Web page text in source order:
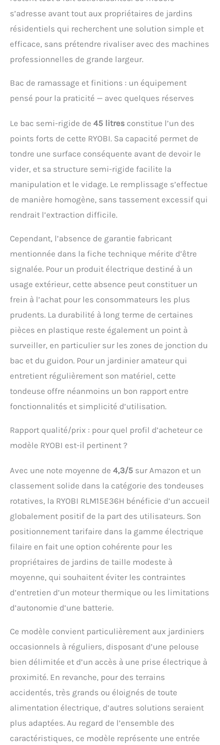
s’adresse avant tout aux propriétaires de jardins
résidentiels qui recherchent une solution simple et
efficace, sans prétendre rivaliser avec des machines
professionnelles de grande largeur.
Bac de ramassage et finitions : un équipement
pensé pour la praticité — avec quelques réserves
Le bac semi-rigide de 45 litres constitue l’un des
points forts de cette RYOBI. Sa capacité permet de
tondre une surface conséquente avant de devoir le
vider, et sa structure semi-rigide facilite la
manipulation et le vidage. Le remplissage s’effectue
de manière homogène, sans tassement excessif qui
rendrait l’extraction difficile.
Cependant, l’absence de garantie fabricant
mentionnée dans la fiche technique mérite d’être
signalée. Pour un produit électrique destiné à un
usage extérieur, cette absence peut constituer un
frein à l’achat pour les consommateurs les plus
prudents. La durabilité à long terme de certaines
pièces en plastique reste également un point à
surveiller, en particulier sur les zones de jonction du
bac et du guidon. Pour un jardinier amateur qui
entretient régulièrement son matériel, cette
tondeuse offre néanmoins un bon rapport entre
fonctionnalités et simplicité d’utilisation.
Rapport qualité/prix : pour quel profil d’acheteur ce
modèle RYOBI est-il pertinent ?
Avec une note moyenne de 4,3/5 sur Amazon et un
classement solide dans la catégorie des tondeuses
rotatives, la RYOBI RLM15E36H bénéficie d’un accueil
globalement positif de la part des utilisateurs. Son
positionnement tarifaire dans la gamme électrique
filaire en fait une option cohérente pour les
propriétaires de jardins de taille modeste à
moyenne, qui souhaitent éviter les contraintes
d’entretien d’un moteur thermique ou les limitations
d’autonomie d’une batterie.
Ce modèle convient particulièrement aux jardiniers
occasionnels à réguliers, disposant d’une pelouse
bien délimitée et d’un accès à une prise électrique à
proximité. En revanche, pour des terrains
accidentés, très grands ou éloignés de toute
alimentation électrique, d’autres solutions seraient
plus adaptées. Au regard de l’ensemble des
caractéristiques, ce modèle représente une entrée